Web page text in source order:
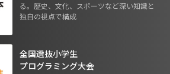
る。歴史、文化、スポーツなど深い知識と
独自の視点で構成
全国選抜小学生
プログラミング大会